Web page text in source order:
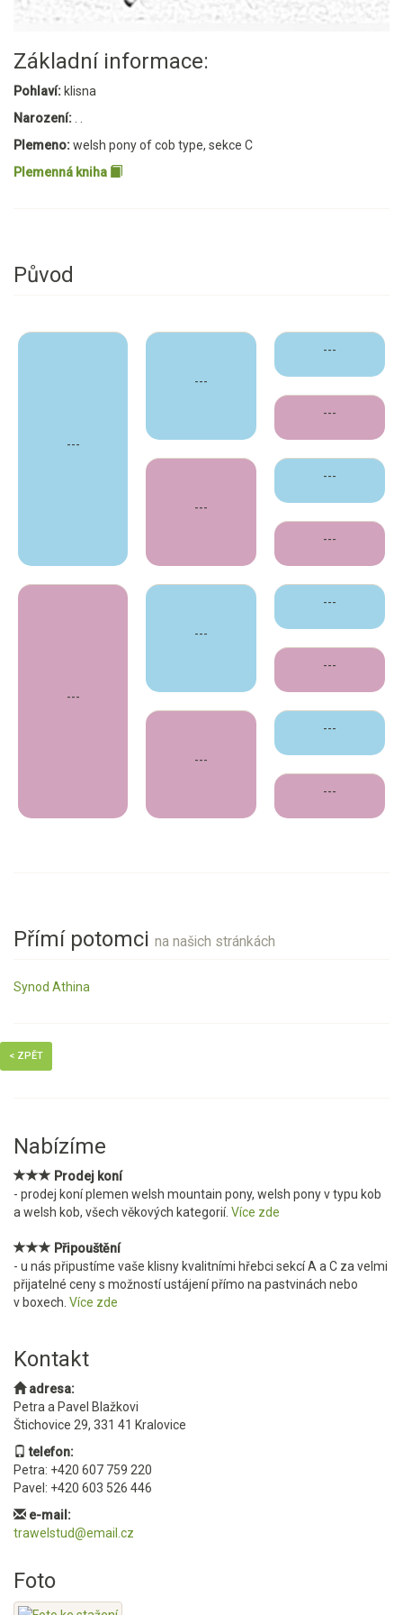
Základní informace:
Pohlaví: klisna
Narození:
Plemeno:welsh pony of cob type, sekce C
Plemenná kniha
Původ
---
---
---
---
---
---
---
---
---
---
---
---
---
---
Přímí potomci na našich stránkách
Synod Athina
< ZPĚT
Nabízíme
Prodej koní
- prodej koní plemen welsh mountain pony, welsh pony v typu kob
a welsh kob, všech věkových kategorií. Více zde
Připouštění
- u nás připustíme vaše klisny kvalitními hřebci sekcí A a C za velmi
přijatelné ceny s možností ustájení přímo na pastvinách nebo
v boxech. Více zde
Kontakt
adresa:
Petra a Pavel Blažkovi
Štichovice 29, 331 41 Kralovice
telefon:
Petra: +420 607 759 220
Pavel: +420 603 526 446
e-mail:
trawelstud@email.cz
Foto